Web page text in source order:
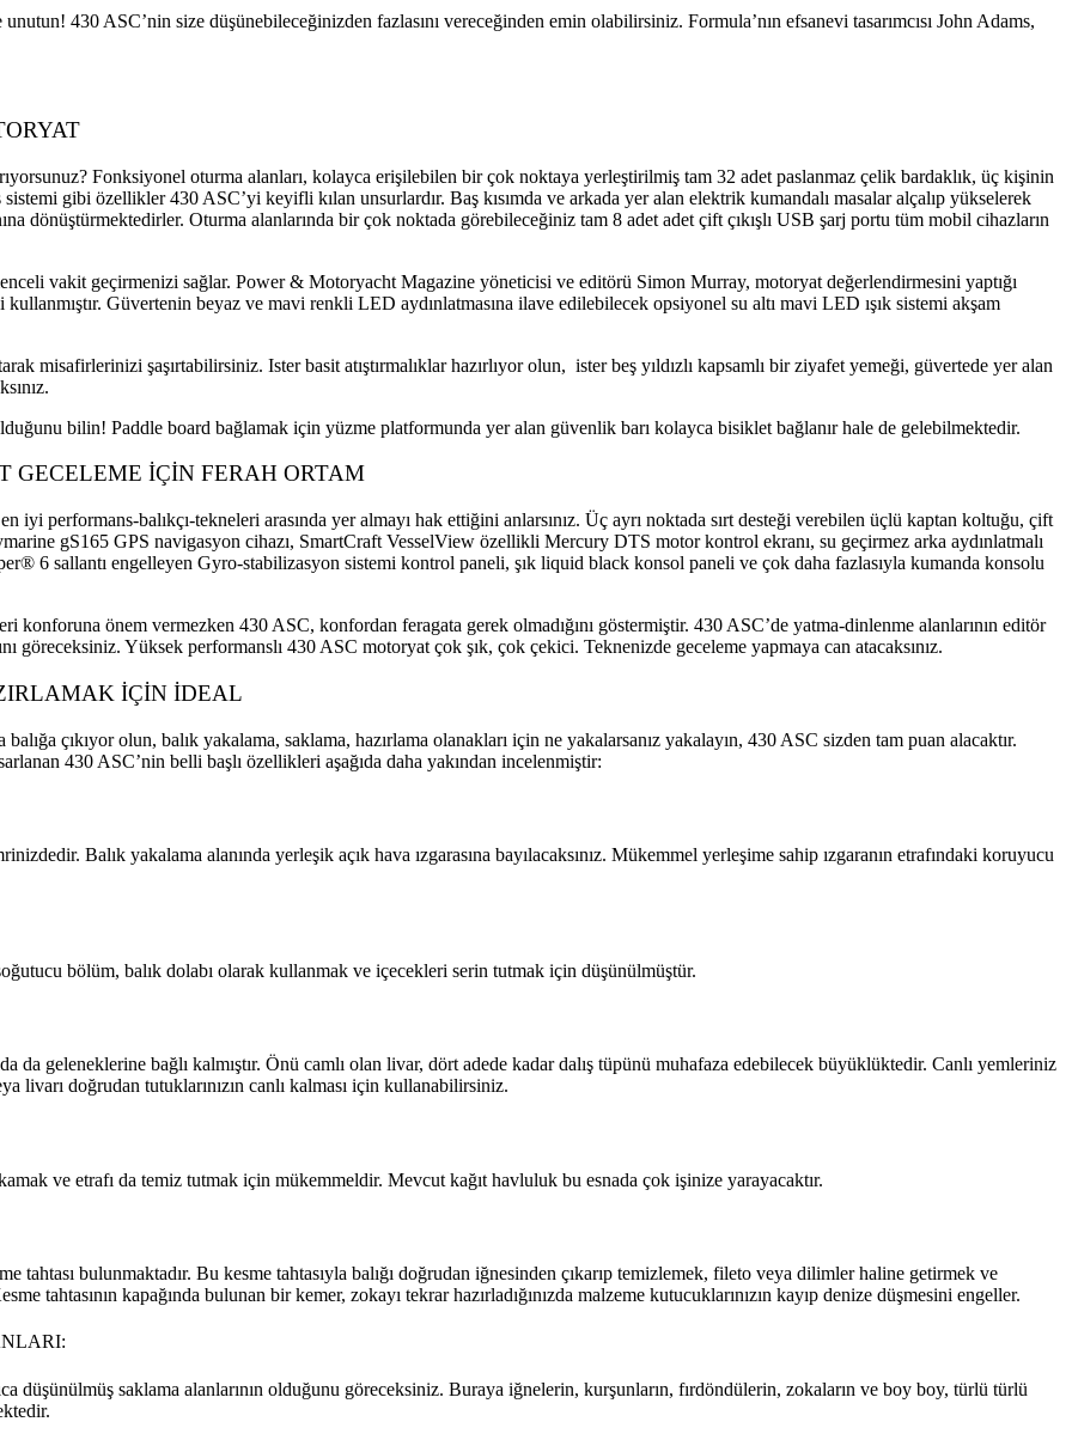
430 ASC’nin size düşünebileceğinizden fazlasını vereceğinden emin olabilirsiniz. Formula’nın efsanevi tasarımcısı John Adams,
Fonksiyonel oturma alanları, kolayca erişilebilen bir çok noktaya yerleştirilmiş tam 32 adet paslanmaz çelik bardaklık, üç kişinin
gibi özellikler 430 ASC’yi keyifli kılan unsurlardır. Baş kısımda ve arkada yer alan elektrik kumandalı masalar alçalıp yükselerek
dönüştürmektedirler. Oturma alanlarında bir çok noktada görebileceğiniz tam 8 adet adet çift çıkışlı USB şarj portu tüm mobil cihazların
vakit geçirmenizi sağlar. Power & Motoryacht Magazine yöneticisi ve editörü Simon Murray, motoryat değerlendirmesini yaptığı
Güvertenin beyaz ve mavi renkli LED aydınlatmasına ilave edilebilecek opsiyonel su altı mavi LED ışık sistemi akşam
misafirlerinizi şaşırtabilirsiniz. Ister basit atıştırmalıklar hazırlıyor olun, ister beş yıldızlı kapsamlı bir ziyafet yemeği, güvertede yer alan
bilin! Paddle board bağlamak için yüzme platformunda yer alan güvenlik barı kolayca bisiklet bağlanır hale de gelebilmektedir.
GECELEME İÇİN FERAH ORTAM
iyi performans-balıkçı-tekneleri arasında yer almayı hak ettiğini anlarsınız. Üç ayrı noktada sırt desteği verebilen üçlü kaptan koltuğu, çift
gS165 GPS navigasyon cihazı, SmartCraft VesselView özellikli Mercury DTS motor kontrol ekranı, su geçirmez arka aydınlatmalı
6 sallantı engelleyen Gyro-stabilizasyon sistemi kontrol paneli, şık liquid black konsol paneli ve çok daha fazlasıyla kumanda konsolu
konforuna önem vermezken 430 ASC, konfordan feragata gerek olmadığını göstermiştir. 430 ASC’de yatma-dinlenme alanlarının editör
göreceksiniz. Yüksek performanslı 430 ASC motoryat çok şık, çok çekici. Teknenizde geceleme yapmaya can atacaksınız.
İÇİN İDEAL
balığa çıkıyor olun, balık yakalama, saklama, hazırlama olanakları için ne yakalarsanız yakalayın, 430 ASC sizden tam puan alacaktır.
430 ASC’nin belli başlı özellikleri aşağıda daha yakından incelenmiştir:
Balık yakalama alanında yerleşik açık hava ızgarasına bayılacaksınız. Mükemmel yerleşime sahip ızgaranın etrafındaki koruyucu
bölüm, balık dolabı olarak kullanmak ve içecekleri serin tutmak için düşünülmüştür.
da geleneklerine bağlı kalmıştır. Önü camlı olan livar, dört adede kadar dalış tüpünü muhafaza edebilecek büyüklüktedir. Canlı yemleriniz
livarı doğrudan tutuklarınızın canlı kalması için kullanabilirsiniz.
ve etrafı da temiz tutmak için mükemmeldir. Mevcut kağıt havluluk bu esnada çok işinize yarayacaktır.
bulunmaktadır. Bu kesme tahtasıyla balığı doğrudan iğnesinden çıkarıp temizlemek, fileto veya dilimler haline getirmek ve
tahtasının kapağında bulunan bir kemer, zokayı tekrar hazırladığınızda malzeme kutucuklarınızın kayıp denize düşmesini engeller.
düşünülmüş saklama alanlarının olduğunu göreceksiniz. Buraya iğnelerin, kurşunların, fırdöndülerin, zokaların ve boy boy, türlü türlü